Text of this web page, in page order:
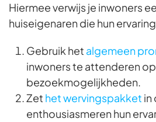
Hiermee verwijs je inwoners
huiseigenaren die hun
Gebruik het algemeen
inwoners te attenderen
bezoekmogelijkheden.
Zet het wervingspakket in
enthousiasmeren hun